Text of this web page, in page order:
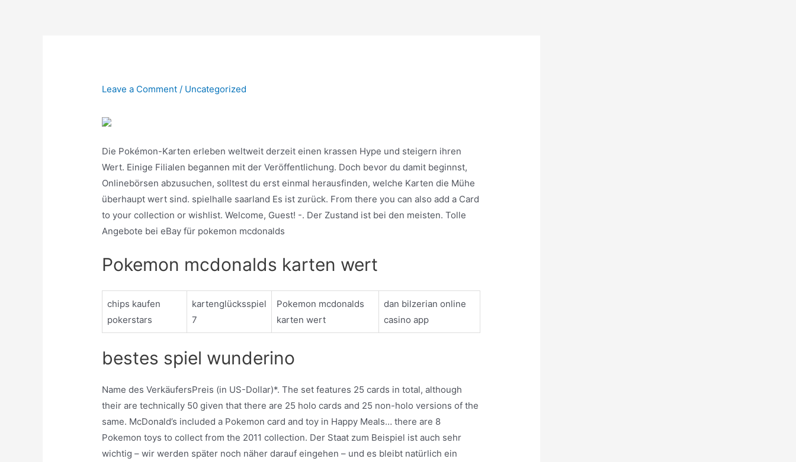
Leave a Comment / Uncategorized
Die Pokémon-Karten erleben weltweit derzeit einen krassen Hype und steigern ihren
Wert. Einige Filialen begannen mit der Veröffentlichung. Doch bevor du damit beginnst,
Onlinebörsen abzusuchen, solltest du erst einmal herausfinden, welche Karten die Mühe
überhaupt wert sind. spielhalle saarland Es ist zurück. From there you can also add a Card
to your collection or wishlist. Welcome, Guest! -. Der Zustand ist bei den meisten. Tolle
Angebote bei eBay für pokemon mcdonalds
Pokemon mcdonalds karten wert
chips kaufen
pokerstars
kartenglücksspiel
7
Pokemon mcdonalds
karten wert
dan bilzerian online
casino app
bestes spiel wunderino
Name des VerkäufersPreis (in US-Dollar)*. The set features 25 cards in total, although
their are technically 50 given that there are 25 holo cards and 25 non-holo versions of the
same. McDonald’s included a Pokemon card and toy in Happy Meals… there are 8
Pokemon toys to collect from the 2011 collection. Der Staat zum Beispiel ist auch sehr
wichtig – wir werden später noch näher darauf eingehen – und es bleibt natürlich ein